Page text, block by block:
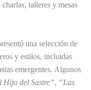
talleres y mesas
una selección de
y estilos, incluidas
emergentes. Algunos
Hijo del Sastre”, “Las